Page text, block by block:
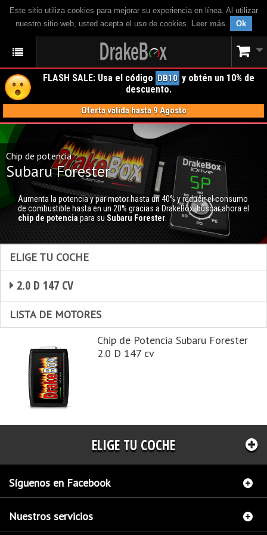
Este sitio utiliza cookies para mejorar su experiencia en línea. Al utilizar
nuestro sitio web, usted acepta el uso de cookies. Leer más. Ok
FLASH SALE: Usa el código DB10 y obtén un 10% de
descuento.
Oferta válida hasta 9 Agosto
Chip de potencia
Subaru Forester
Aumenta la potencia y par motor hasta un 40% y reducir el consumo
de combustible hasta en un 20% gracias a DrakeBox; buscar ahora el
chip de potencia para su Subaru Forester
ELIGE TU COCHE
2.0 D 147 CV
LISTA DE MOTORES
Chip de Potencia Subaru Forester
2.0 D 147 cv
ELIGE TU COCHE
Síguenos en Facebook
Nuestros servicios